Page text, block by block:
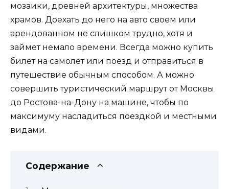
мозаики, древней архитектуры, множества
храмов. Доехать до него на авто своем или
арендованном не слишком трудно, хотя и
займет немало времени. Всегда можно купить
билет на самолет или поезд и отправиться в
путешествие обычным способом. А можно
совершить туристический маршрут от Москвы
до Ростова-на-Дону на машине, чтобы по
максимуму насладиться поездкой и местными
видами.
Содержание